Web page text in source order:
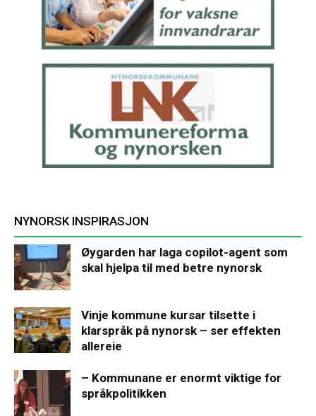
NYNORSK INSPIRASJON
Øygarden har laga copilot-agent som
skal hjelpa til med betre nynorsk
Vinje kommune kursar tilsette i
klarspråk på nynorsk – ser effekten
allereie
– Kommunane er enormt viktige for
språkpolitikken